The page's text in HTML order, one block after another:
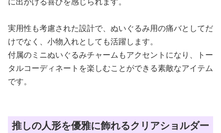
実用性も考慮された設計で、ぬいぐるみ用の痛バとしてだ
けでなく、小物入れとしても活躍します。
付属のミニぬいぐるみチャームもアクセントになり、トー
タルコーディネートを楽しむことができる素敵なアイテム
です。
推しの人形を優雅に飾れるクリアショルダー